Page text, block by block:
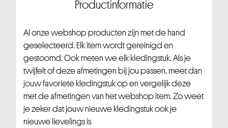
Productinformatie
Al onze webshop producten zijn met de hand
geselecteerd. Elk item wordt gereinigd en
gestoomd. Ook meten we elk kledingstuk. Als je
twijfelt of deze afmetingen bij jou passen, meet dan
jouw favoriete kledingstuk op en vergelijk deze
met de afmetingen van het webshop item. Zo weet
je zeker dat jouw nieuwe kledingstuk ook je
nieuwe lievelings is